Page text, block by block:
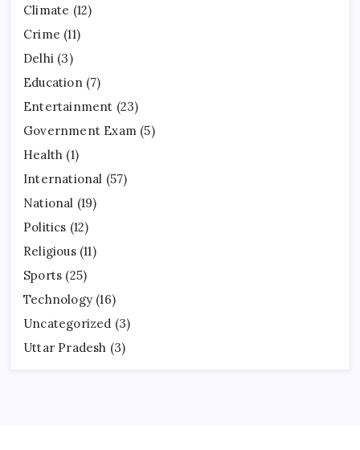
Climate (12)
Crime (11)
Delhi (3)
Education(7)
Entertainment (23)
Government Exam (5)
Health (1)
International (57)
National (19)
Politics (12)
Religious(11)
Sports (25)
Technology (16)
Uncategorized (3)
Uttar Pradesh (3)